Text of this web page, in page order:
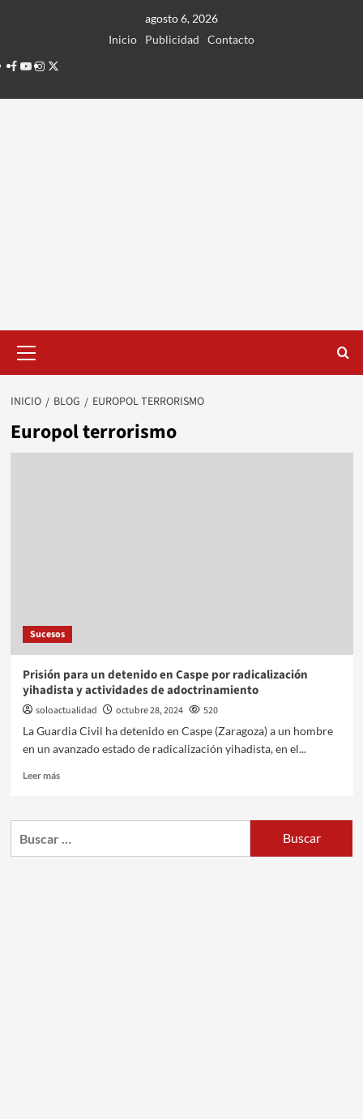
agosto 6, 2026
Inicio
Publicidad
Contacto
Facebook
Youtube
Instagram
Twitter
principal
INICIO BLOG EUROPOL TERRORISMO
Europol terrorismo
Sucesos
Prisión para un detenido en Caspe por radicalización
yihadista y actividades de adoctrinamiento
soloactualidad octubre 28, 2024
520
La Guardia Civil ha detenido en Caspe (Zaragoza) a un hombre
en un avanzado estado de radicalización yihadista, en el...
Leer más